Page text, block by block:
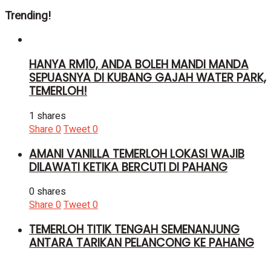
Trending!
HANYA RM10, ANDA BOLEH MANDI MANDA
SEPUASNYA DI KUBANG GAJAH WATER PARK,
TEMERLOH!
1 shares
Share0Tweet0
AMANI VANILLA TEMERLOH LOKASI WAJIB
DILAWATI KETIKA BERCUTI DI PAHANG
0 shares
Share0Tweet0
TEMERLOH TITIK TENGAH SEMENANJUNG
ANTARA TARIKAN PELANCONG KE PAHANG